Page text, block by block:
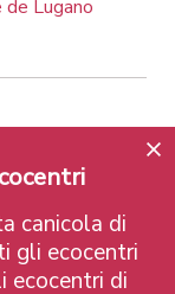
Lugano
Distinctions
canicola di
gli ecocentri
ecocentri di